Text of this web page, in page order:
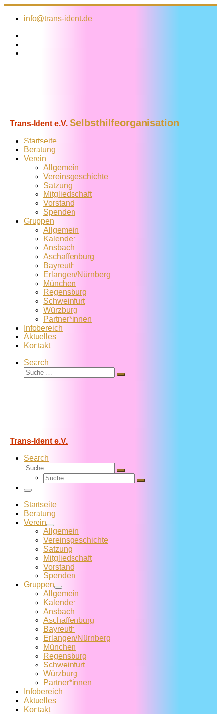
Zum
Inhalt
info@trans-ident.de
Trans-Ident e.V. Selbsthilfeorganisation
Startseite
Beratung
Verein
Allgemein
Vereins­geschichte
Satzung
Mitglied­schaft
Vorstand
Spenden
Gruppen
Allgemein
Kalender
Ansbach
Aschaffenburg
Bayreuth
Erlangen/Nürnberg
München
Regensburg
Schweinfurt
Würzburg
Partner*innen
Infobereich
Aktuelles
Kontakt
Search
Suche
Suche
Trans-Ident e.V.
Search
Suche
Suche
Suche
Suche
Menü
Startseite
Beratung
Verein
Allgemein
Vereins­geschichte
Satzung
Mitglied­schaft
Vorstand
Spenden
Gruppen
Allgemein
Kalender
Ansbach
Aschaffenburg
Bayreuth
Erlangen/Nürnberg
München
Regensburg
Schweinfurt
Würzburg
Partner*innen
Infobereich
Aktuelles
Kontakt